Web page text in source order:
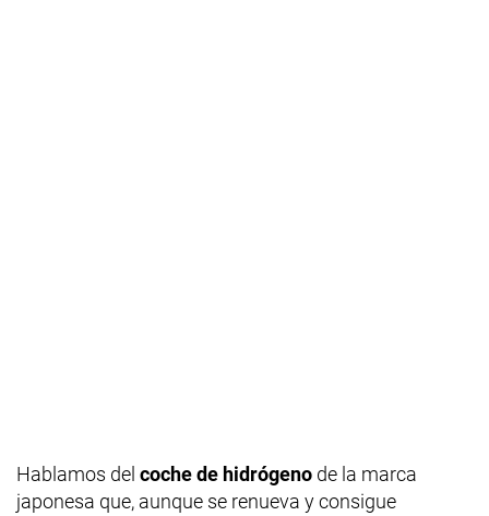
Hablamos del coche de hidrógeno de la marca
japonesa que, aunque se renueva y consigue